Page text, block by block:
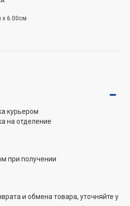
зарядных устройств.
5 В
x 6.00см
курьером
на отделение
при получении
и обмена товара, уточняйте у